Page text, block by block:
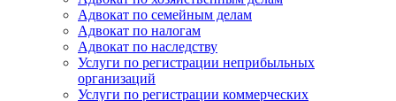
Адвокат по семейным делам
Адвокат по налогам
Адвокат по наследству
Услуги по регистрации неприбыльных
организаций
Услуги по регистрации коммерческих